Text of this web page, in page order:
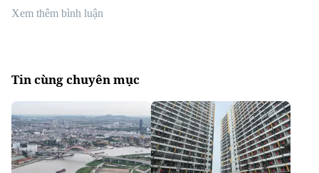
Xem thêm bình luận
Tin cùng chuyên mục